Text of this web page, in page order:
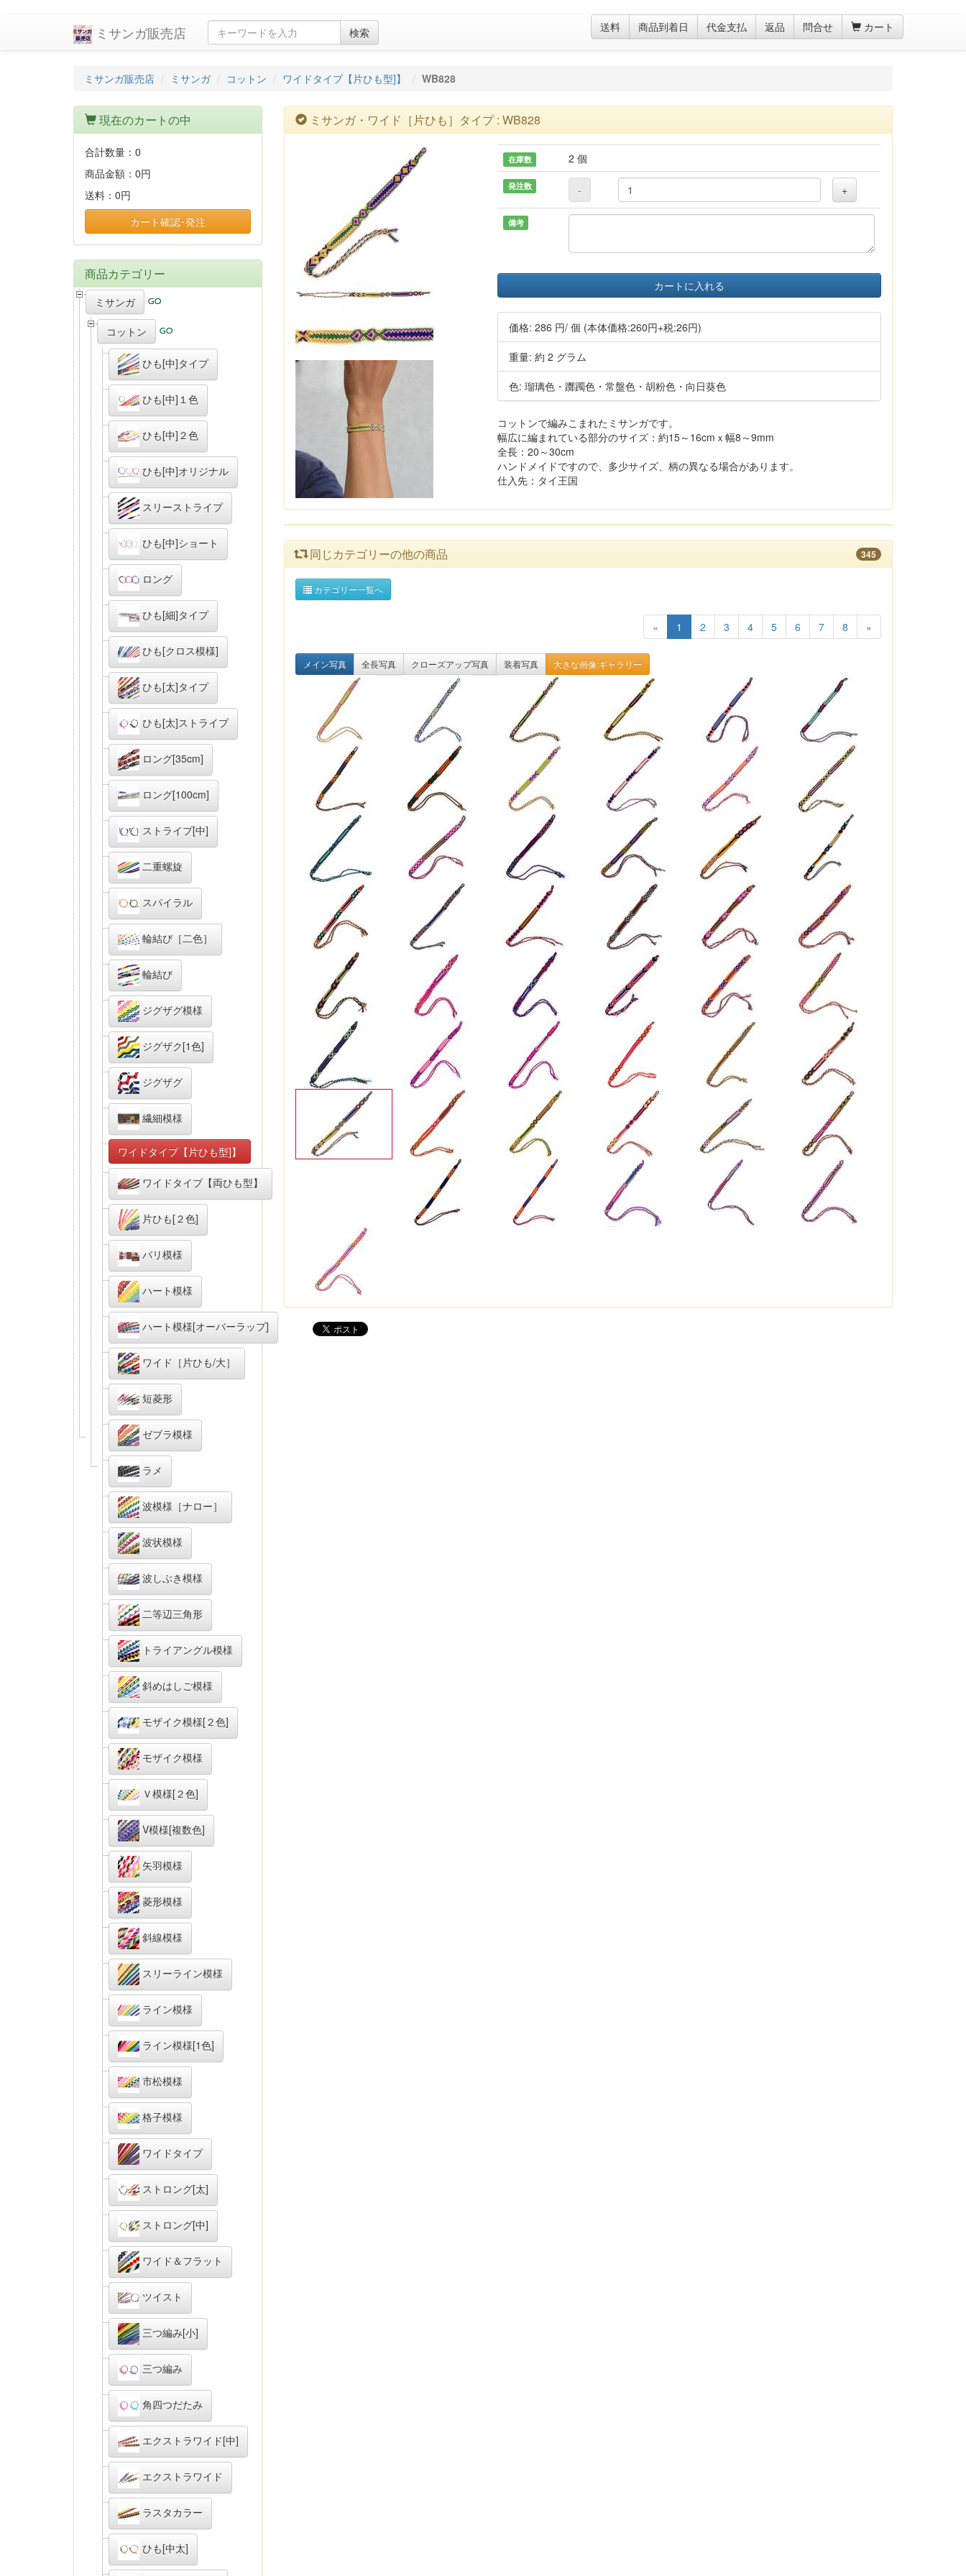
ミサンガ販売店 検索 送料 商品到着日 代金支払 返品 問合せ カート
ミサンガ販売店 ミサンガ コットン ワイドタイプ【片ひも型]】 WB828
ミサンガ・ワイド［片ひも］タイプ : WB828
在庫数 2 個
発注数 - +
備考
カートに入れる
価格:286 円/ 個 (本体価格:260円+税:26円)
重量: 約 2 グラム
色: 瑠璃色・躑躅色・常盤色・胡粉色・向日葵色
コットンで編みこまれたミサンガです。
幅広に編まれている部分のサイズ：約15～16cmｘ幅8～9mm
全長：20～30cm
ハンドメイドですので、多少サイズ、柄の異なる場合があります。
仕入先：タイ王国
同じカテゴリーの他の商品 345
カテゴリー一覧へ
« 1 2 3 4 5 6 7 8 »
メイン写真 全長写真 クローズアップ写真 装着写真 大きな画像:ギャラリー
現在のカートの中
合計数量： 0
商品金額： 0円
送料： 0円
カート確認･発注
商品カテゴリー
ミサンガ
コットン
ひも[中]タイプ
ひも[中]１色
ひも[中]２色
ひも[中]オリジナル
スリーストライプ
ひも[中]ショート
ロング
ひも[細]タイプ
ひも[クロス模様]
ひも[太]タイプ
ひも[太]ストライプ
ロング[35cm]
ロング[100cm]
ストライプ[中]
二重螺旋
スパイラル
輪結び［二色］
輪結び
ジグザグ模様
ジグザク[1色]
ジグザグ
繊細模様
ワイドタイプ【片ひも型]】
ワイドタイプ【両ひも型】
片ひも[２色]
バリ模様
ハート模様
ハート模様[オーバーラップ]
ワイド［片ひも/大］
短菱形
ゼブラ模様
ラメ
波模様［ナロー］
波状模様
波しぶき模様
二等辺三角形
トライアングル模様
斜めはしご模様
モザイク模様[２色]
モザイク模様
Ｖ模様[２色]
V模様[複数色]
矢羽模様
菱形模様
斜線模様
スリーライン模様
ライン模様
ライン模様[1色]
市松模様
格子模様
ワイドタイプ
ストロング[太]
ストロング[中]
ワイド＆フラット
ツイスト
三つ編み[小]
三つ編み
角四つだたみ
エクストラワイド[中]
エクストラワイド
ラスタカラー
ひも[中太]